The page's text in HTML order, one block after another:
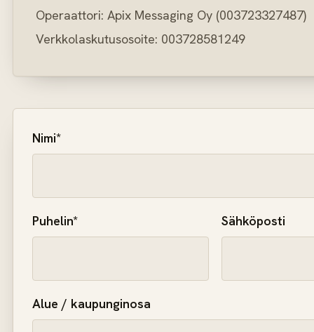
Operaattori: Apix Messaging Oy (003723327487)
Verkkolaskutusosoite: 003728581249
Nimi*
Puhelin* Sähköposti
Alue / kaupunginosa